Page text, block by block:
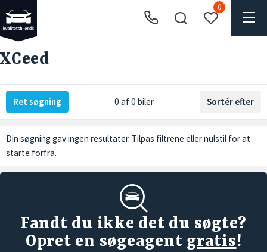
0
XCeed
Ret søgning 0 af 0 biler Sortér efter
Din søgning gav ingen resultater. Tilpas filtrene ellernulstil for at
starte forfra.
Fandt du ikke det du søgte?
Opret en søgeagent gratis!